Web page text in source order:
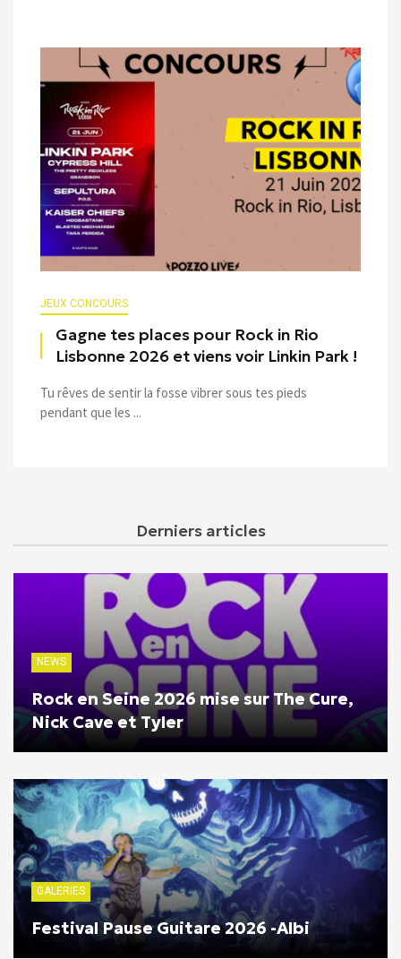
JEUX CONCOURS
Gagne tes places pour Rock in Rio
Lisbonne 2026 et viens voir Linkin Park !
Tu rêves de sentir la fosse vibrer sous tes pieds
pendant que les ...
Derniers articles
NEWS
Rock en Seine 2026 mise sur The Cure,
Nick Cave et Tyler
GALERIES
Festival Pause Guitare 2026 -Albi